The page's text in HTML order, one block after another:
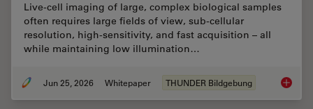
Live‑cell imaging of large, complex biological samples
often requires large fields of view, sub-cellular
resolution, high-sensitivity, and fast acquisition – all
while maintaining low illumination…
Jun 25, 2026 Whitepaper THUNDER Bildgebung Fast,